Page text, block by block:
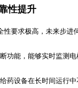
性提升
性要求极高，未来步进
功能，能够实时监测
药设备在长时间运行